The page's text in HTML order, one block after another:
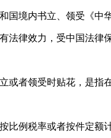
国境内书立、领受《中
法律效力，受中国法律
或者领受时贴花，是指
比例税率或者按件定额